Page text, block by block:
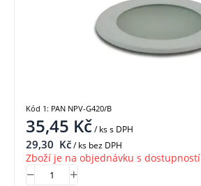
35,45 Kč/ kss DPH
29,30 Kč/ ks bez DPH
Zboží je na objednávku s dostupností
Kód 1: PAN NPV-G420/B